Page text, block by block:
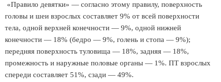
«Правило девятки» — согласно этому правилу, поверхность
головы и шеи взрослых составляет 9% от всей поверхности
тела, одной верхней конечности — 9%, одной нижней
конечности — 18% (бедро — 9%, голень и стопа — 9%);
передняя поверхность туловища — 18%, задняя — 18%,
промежность и наружные половые органы — 1%. ПТ взрослых
спереди составляет 51%, сзади — 49%.